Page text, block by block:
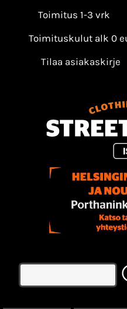
Toimitus 1-3 vrk
Toimituskulut alk 0
Tilaa asiakaskirje